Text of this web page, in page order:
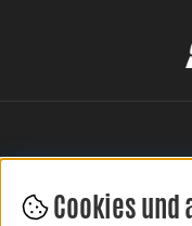
Cookies und